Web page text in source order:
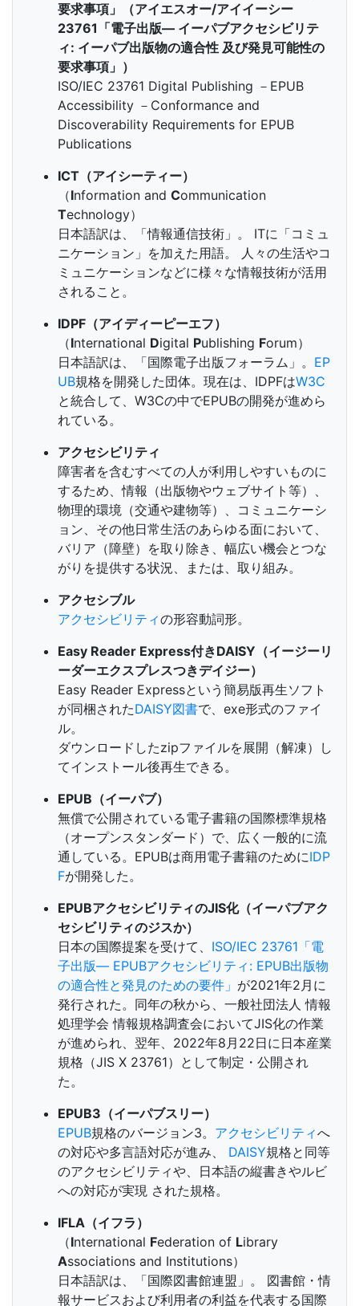
要求事項」（アイエスオー/アイイーシー
23761「電子出版— イーパブアクセシビリテ
ィ: イーパブ出版物の適合性 及び発見可能性の
要求事項」）
ISO/IEC 23761 Digital Publishing －EPUB
Accessibility －Conformance and
Discoverability Requirements for EPUB
Publications
ICT（アイシーティー）
（Information and Communication
Technology）
日本語訳は、「情報通信技術」。 ITに「コミュ
ニケーション」を加えた用語。 人々の生活やコ
ミュニケーションなどに様々な情報技術が活用
されること。
IDPF（アイディーピーエフ）
（International Digital Publishing Forum）
日本語訳は、「国際電子出版フォーラム」。 EP
UB規格を開発した団体。現在は、IDPFはW3C
と統合して、W3Cの中でEPUBの開発が進めら
れている。
アクセシビリティ
障害者を含むすべての人が利用しやすいものに
するため、情報（出版物やウェブサイト等）、
物理的環境（交通や建物等）、コミュニケーシ
ョン、その他日常生活のあらゆる面において、
バリア（障壁）を取り除き、幅広い機会とつな
がりを提供する状況、または、取り組み。
アクセシブル
アクセシビリティの形容動詞形。
Easy Reader Express付きDAISY（イージーリ
ーダーエクスプレスつきデイジー）
Easy Reader Expressという簡易版再生ソフト
が同梱されたDAISY図書で、exe形式のファイ
ル。
ダウンロードしたzipファイルを展開（解凍）し
てインストール後再生できる。
EPUB（イーパブ）
無償で公開されている電子書籍の国際標準規格
（オープンスタンダード）で、広く一般的に流
通している。EPUBは商用電子書籍のためにIDP
Fが開発した。
EPUBアクセシビリティのJIS化（イーパブアク
セシビリティのジスか）
日本の国際提案を受けて、 ISO/IEC 23761「電
子出版— EPUBアクセシビリティ: EPUB出版物
の適合性と発見のための要件」 が2021年2月に
発行された。同年の秋から、一般社団法人 情報
処理学会 情報規格調査会においてJIS化の作業
が進められ、翌年、2022年8月22日に日本産業
規格（JIS X 23761）として制定・公開され
た。
EPUB3（イーパブスリー）
EPUB規格のバージョン3。 アクセシビリティへ
の対応や多言語対応が進み、 DAISY規格と同等
のアクセシビリティや、日本語の縦書きやルビ
への対応が実現 された規格。
IFLA（イフラ）
（International Federation of Library
Associations and Institutions）
日本語訳は、「国際図書館連盟」。 図書館・情
報サービスおよび利用者の利益を代表する国際